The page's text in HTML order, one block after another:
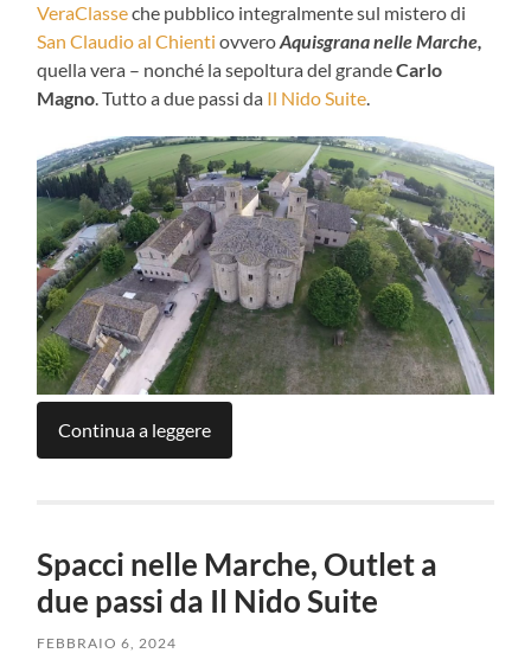
VeraClasseche pubblico integralmente sul mistero di
San Claudio al Chienti ovveroAquisgrana nelle Marche,
quella vera – nonché la sepoltura del grandeCarlo
Magno. Tutto a due passi da Il Nido Suite.
Continua a leggere
Spacci nelle Marche, Outlet a
due passi da Il Nido Suite
FEBBRAIO 6, 2024